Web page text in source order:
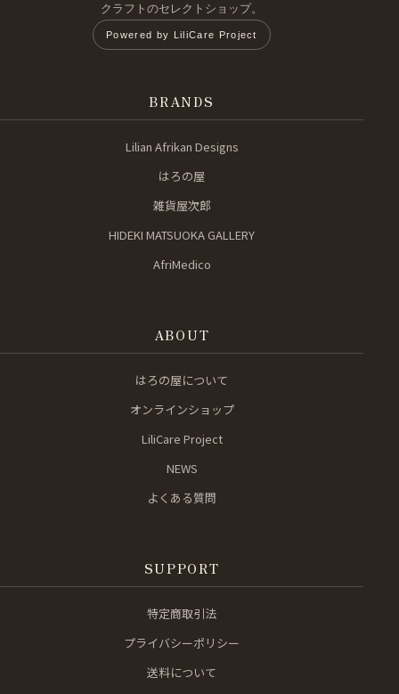
クラフトのセレクトショップ。
Powered by LiliCare Project
BRANDS
Lilian Afrikan Designs
はろの屋
雑貨屋次郎
HIDEKI MATSUOKA GALLERY
AfriMedico
ABOUT
はろの屋について
オンラインショップ
LiliCare Project
NEWS
よくある質問
SUPPORT
特定商取引法
プライバシーポリシー
送料について